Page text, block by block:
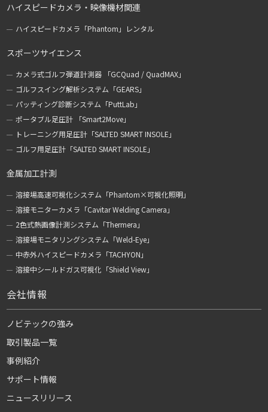
ハイスピードカメラ・映像機材関連
ハイスピードカメラ「Phantom」レンタル
スポーツサイエンス
カメラ式ゴルフ弾道計測器 「GCQuad / QuadMAX」
ゴルフスイング解析システム「GEARS」
パッティング診断システム「PuttLab」
ポータブル足圧計 「Smart2Move」
トレーニング用足圧計「SALTED SMART INSOLE」
ゴルフ用足圧計「SALTED SMART INSOLE」
金属加工計測
溶接場高速可視化システム「Phantom×可視化照明」
溶接モニターカメラ「Cavitar Welding Camera」
2色式熱画像計測システム「Thermera」
溶接場モニタリングシステム「Weld-Eye」
中赤外ハイスピードカメラ「TACHYON」
溶接中シールドガス可視化「Shield View」
会社情報
ノビテックの強み
取引製品一覧
事例紹介
サポート情報
ニュースリリース